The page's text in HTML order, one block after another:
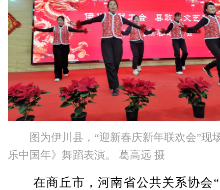
图为伊川县，“迎新春庆新年联欢会”现
乐中国年》舞蹈表演。 葛高远 摄
在商丘市，河南省公共关系协会“